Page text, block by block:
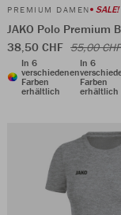
PREMIUM DAMEN SALE!
JAKO Polo Premium
38,50 CHF 55,00 CHF
In 6
verschiedenen
Farben
erhältlich
In 6
Farben
erhältlich